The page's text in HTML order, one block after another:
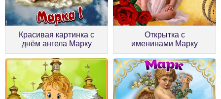
Красивая картинка с
днём ангела Марку
Открытка с
именинами Марку